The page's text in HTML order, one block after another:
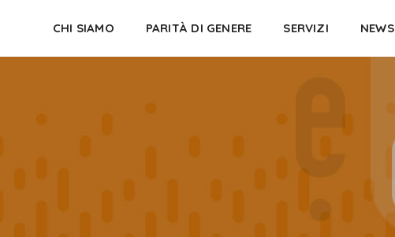
CHI SIAMO PARITÀ DI GENERE SERVIZI NEWS